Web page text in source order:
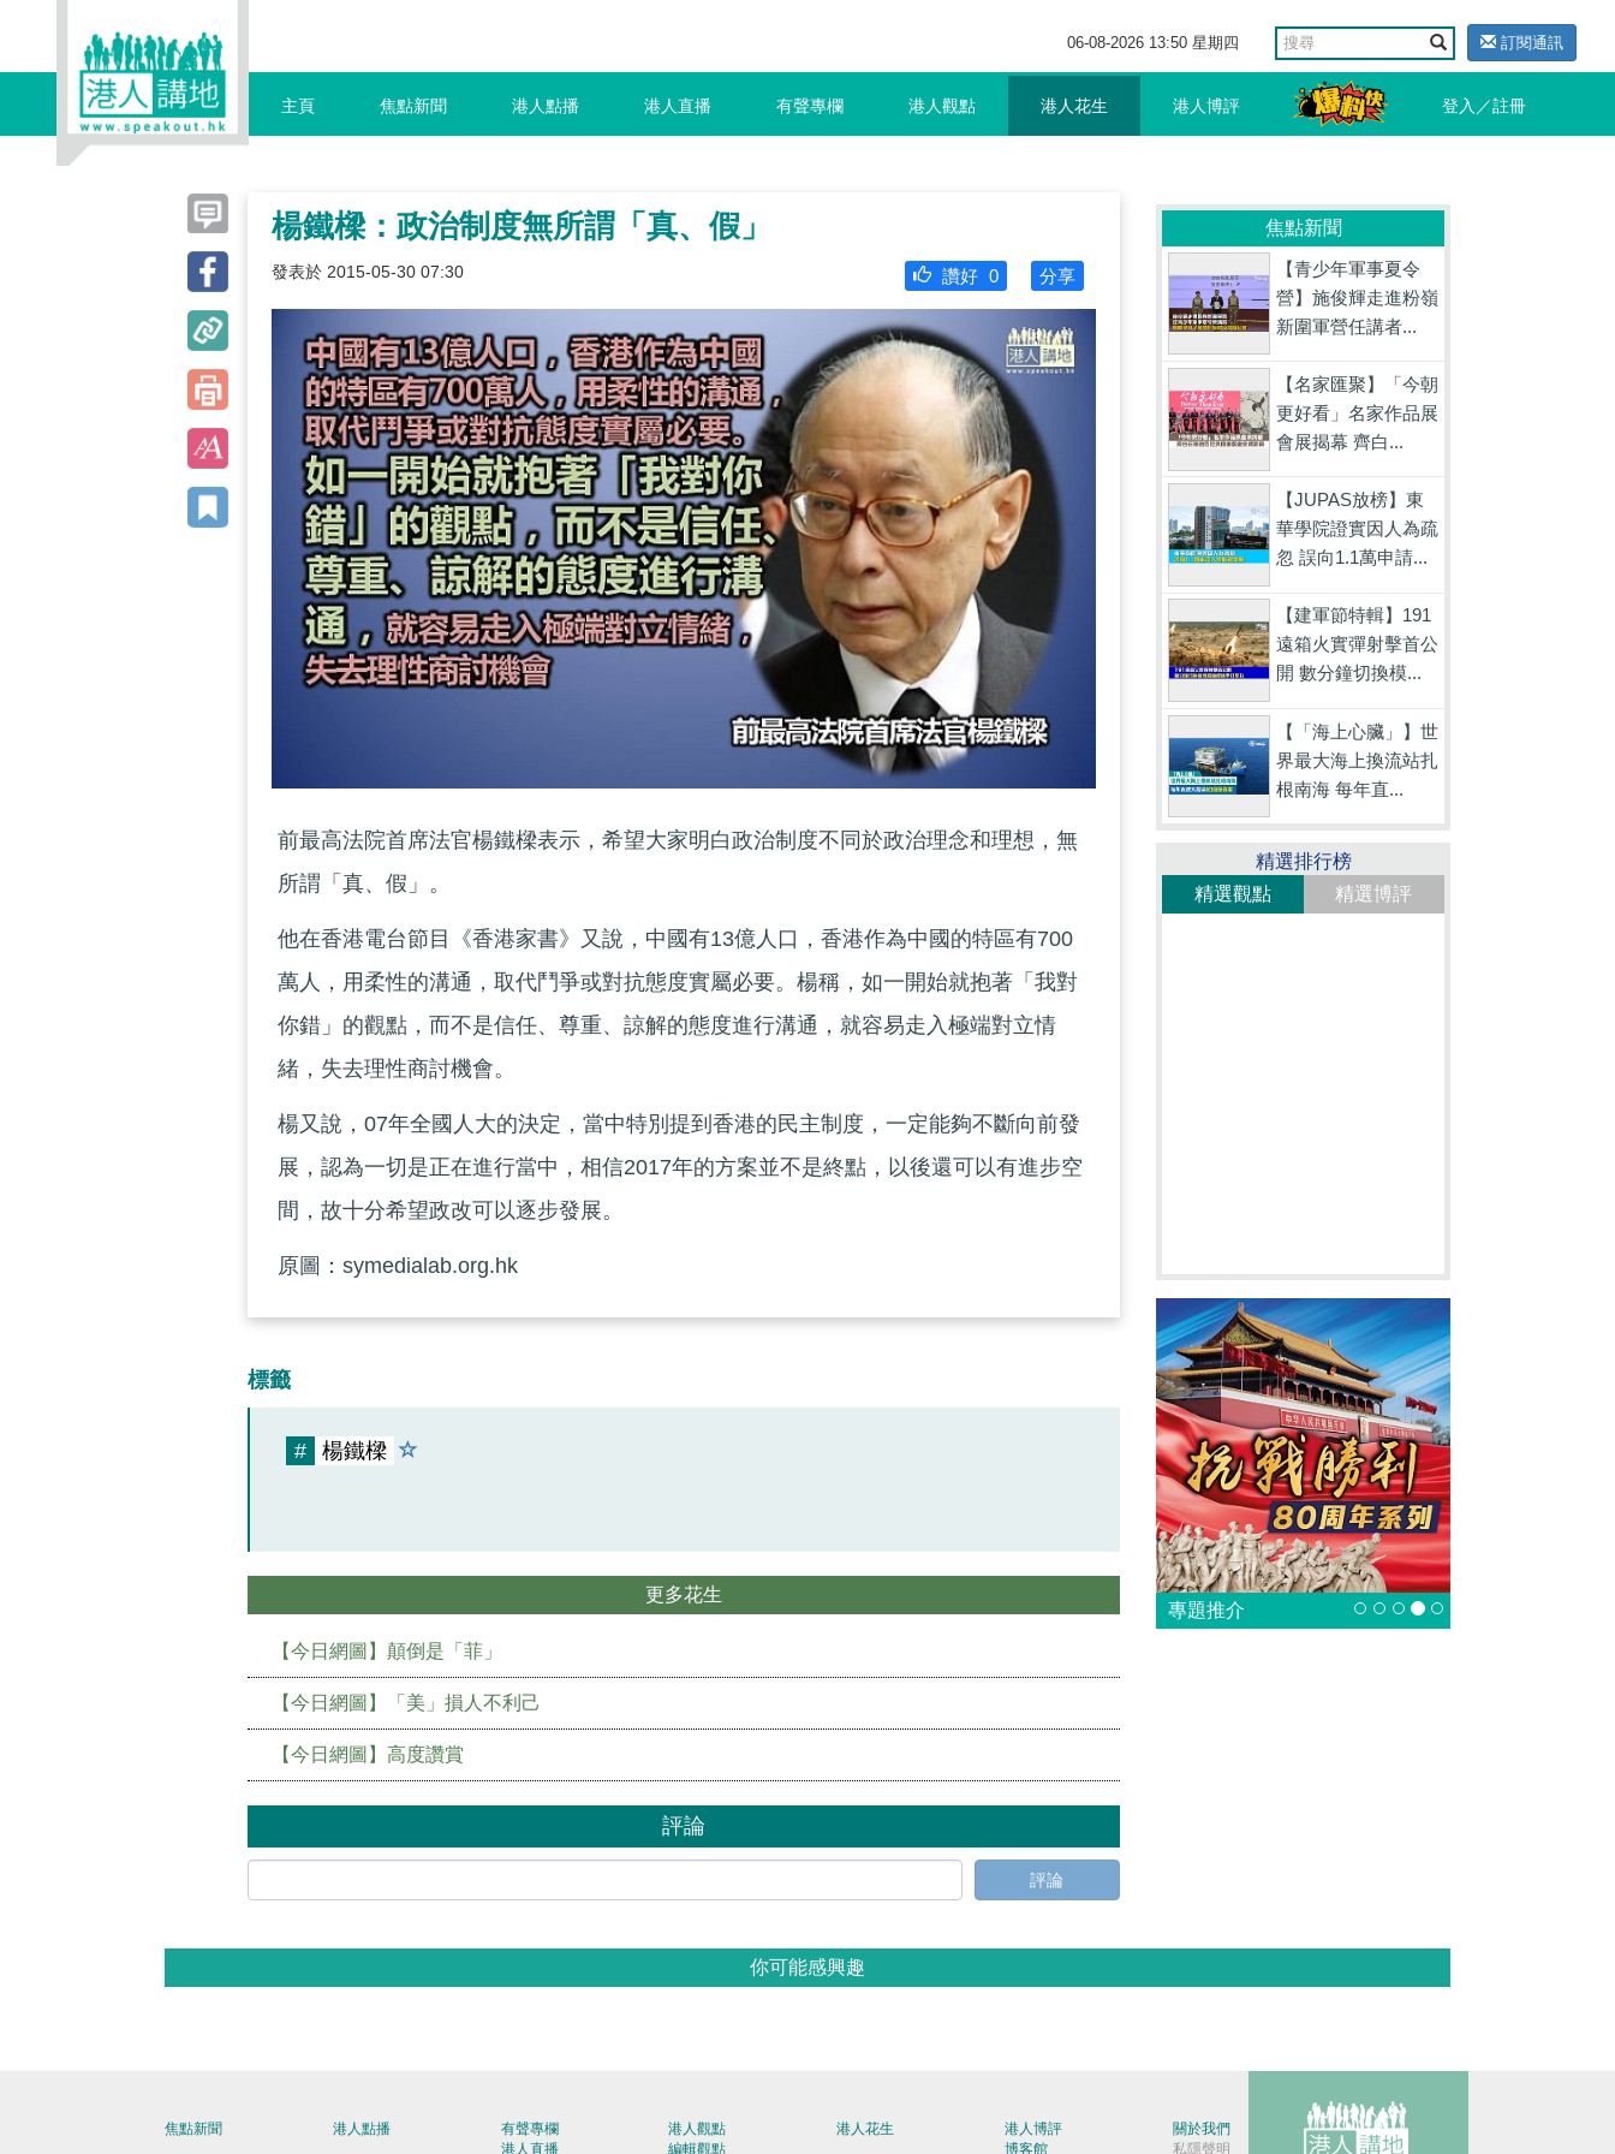
06-08-2026 13:50 星期四 訂閱通訊
主頁 焦點新聞 港人點播 港人直播 有聲專欄 港人觀點 港人花生 港人博評 登入／註冊
楊鐵樑：政治制度無所謂「真、假」
發表於 2015-05-30 07:30 分享
讚好 0
前最高法院首席法官楊鐵樑表示，希望大家明白政治制度不同於政治理念和理想，無
所謂「真、假」。
他在香港電台節目《香港家書》又說，中國有13億人口，香港作為中國的特區有700
萬人，用柔性的溝通，取代鬥爭或對抗態度實屬必要。楊稱，如一開始就抱著「我對
你錯」的觀點，而不是信任、尊重、諒解的態度進行溝通，就容易走入極端對立情
緒，失去理性商討機會。
楊又說，07年全國人大的決定，當中特別提到香港的民主制度，一定能夠不斷向前發
展，認為一切是正在進行當中，相信2017年的方案並不是終點，以後還可以有進步空
間，故十分希望政改可以逐步發展。
原圖：symedialab.org.hk
標籤
# 楊鐵樑
更多花生
【今日網圖】顛倒是「菲」
【今日網圖】「美」損人不利己
【今日網圖】高度讚賞
評論
評論
焦點新聞
【青少年軍事夏令
營】施俊輝走進粉嶺
新圍軍營任講者...
【名家匯聚】「今朝
更好看」名家作品展
會展揭幕 齊白...
【JUPAS放榜】東
華學院證實因人為疏
忽 誤向1.1萬申請...
【建軍節特輯】191
遠箱火實彈射擊首公
開 數分鐘切換模...
【「海上心臟」】世
界最大海上換流站扎
根南海 每年直...
精選排行榜
精選觀點
精選博評
專題推介
你可能感興趣
焦點新聞 港人點播
有聲專欄
港人直播
港人觀點
編輯觀點
港人花生
港人博評
博客館
關於我們
私隱聲明